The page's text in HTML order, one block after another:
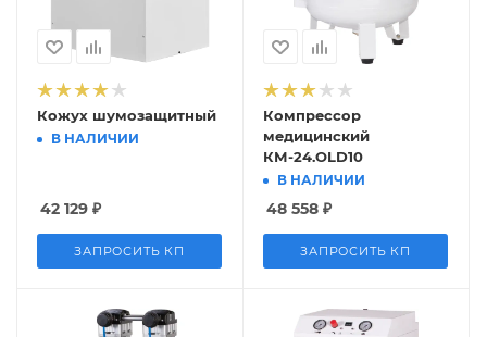
Кожух шумозащитный
В НАЛИЧИИ
42 129 ₽
ЗАПРОСИТЬ КП
Компрессор
медицинский
КМ-24.OLD10
В НАЛИЧИИ
48 558 ₽
ЗАПРОСИТЬ КП